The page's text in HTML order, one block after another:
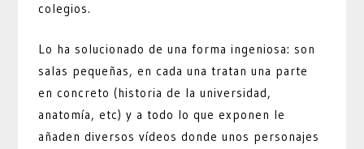
colegios.
Lo ha solucionado de una forma ingeniosa: son
salas pequeñas, en cada una tratan una parte
en concreto (historia de la universidad,
anatomía, etc) y a todo lo que exponen le
añaden diversos vídeos donde unos personajes